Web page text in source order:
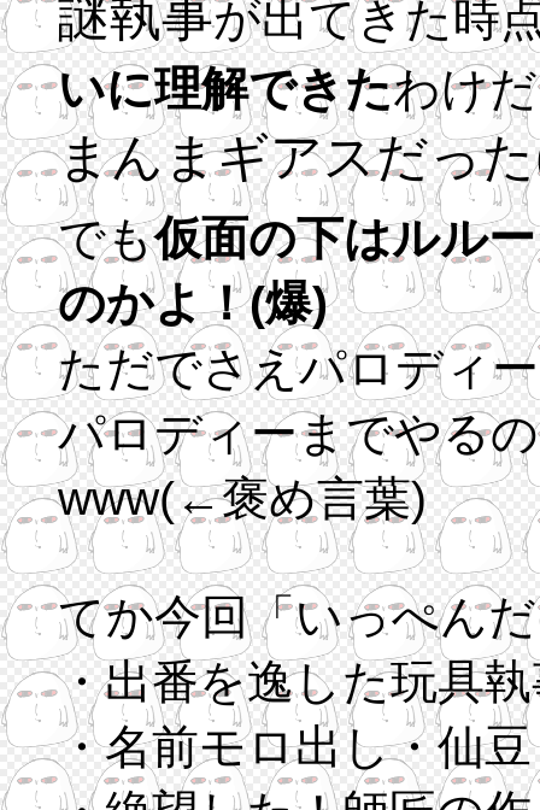
謎執事が出てきた時
いに理解できたわけ
まんまギアスだっ
でも仮面の下はルル
のかよ！(爆)
ただでさえパロディ
パロディーまでやる
www(←褒め言葉)
てか今回「いっぺん
・出番を逸した玩具
・名前モロ出し・仙豆